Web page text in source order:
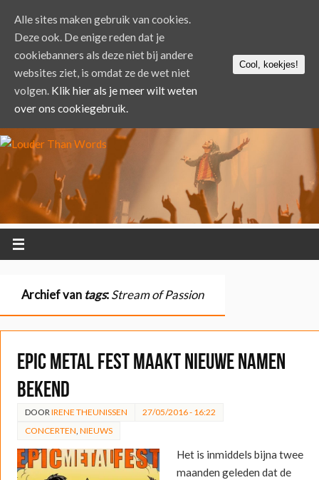
Archief van tags:Stream of Passion
Epic Metal Fest maakt nieuwe namen
bekend
DOOR IRENE THEUNISSEN
27/05/2016 - 16:22
CONCERTEN NIEUWS
Het is inmiddels bijna twee
maanden geleden dat de
Alle sites maken gebruik van cookies.
Deze ook. De enige reden dat je
cookiebanners als deze niet bij andere
websites ziet, is omdat ze de wet niet
volgen. Klik hier als je meer wilt weten
over ons cookiegebruik.
Cool, koekjes!